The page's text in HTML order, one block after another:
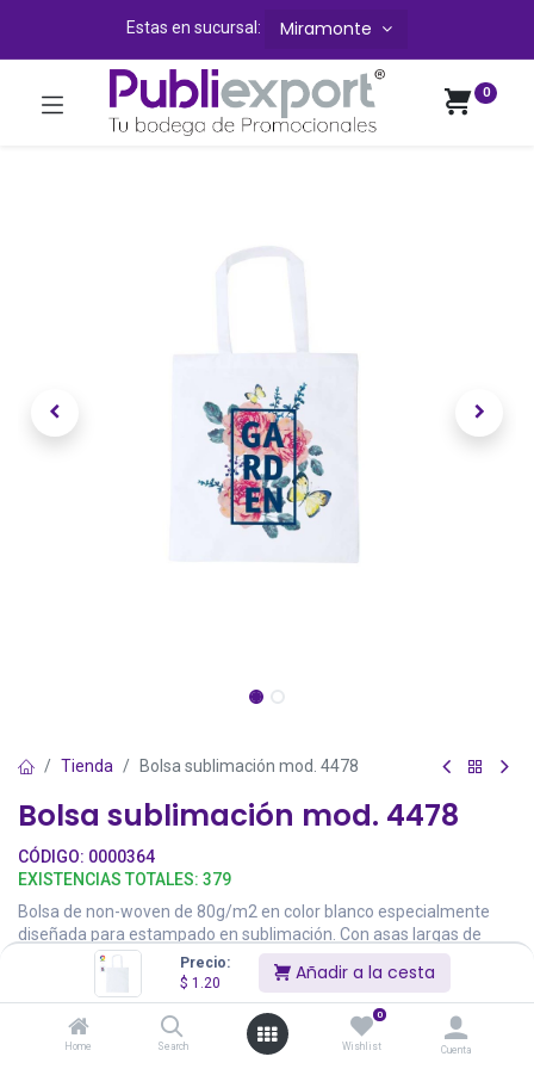
Precio:
$ 1.20 Añadir a la cesta
Home Search
0
Wishlist Cuenta
Estas en sucursal: Miramonte
0
Tienda Bolsa sublimación mod. 4478
Bolsa sublimación mod. 4478
CÓDIGO: 0000364
EXISTENCIAS TOTALES: 379
Bolsa de non-woven de 80g/m2 en color blanco especialmente
diseñada para estampado en sublimación. Con asas largas de
60cm y acabado cosido. 36 x 40 x cm | 29 gr.
$1.20